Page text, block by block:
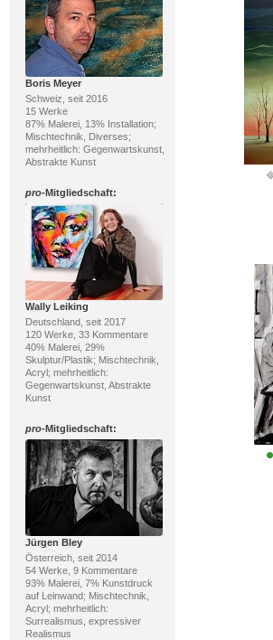
Boris Meyer
Schweiz, seit 2016
15 Werke
87% Malerei, 13% Installation;
Mischtechnik, Diverses;
mehrheitlich: Gegenwartskunst,
Abstrakte Kunst
pro-Mitgliedschaft:
Wally Leiking
Deutschland, seit 2017
120 Werke, 33 Kommentare
40% Malerei, 29%
Skulptur/Plastik; Mischtechnik,
Acryl; mehrheitlich:
Gegenwartskunst, Abstrakte
Kunst
pro-Mitgliedschaft:
Jürgen Bley
Österreich, seit 2014
54 Werke, 9 Kommentare
93% Malerei, 7% Kunstdruck
auf Leinwand; Mischtechnik,
Acryl; mehrheitlich:
Surrealismus, expressiver
Realismus